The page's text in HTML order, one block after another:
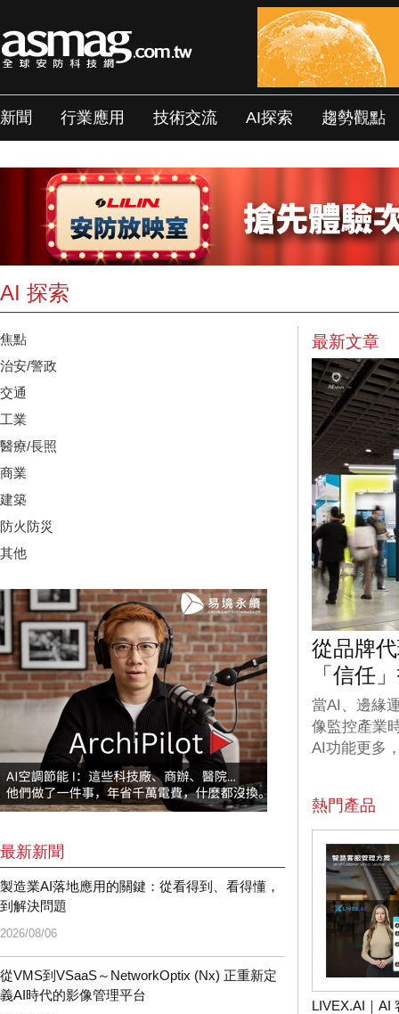
新聞 行業應用 技術交流 AI探索 趨勢觀點
AI 探索
焦點
治安/警政
交通
工業
醫療/長照
商業
建築
防火防災
其他
最新新聞
製造業AI落地應用的關鍵：從看得到、看得懂，
到解決問題
2026/08/06
從VMS到VSaaS～NetworkOptix (Nx) 正重新定
義AI時代的影像管理平台
最新文章
從品牌
「信任
當AI、邊緣
像監控產業
AI功能更多
熱門產品
LIVEX.AI｜AI